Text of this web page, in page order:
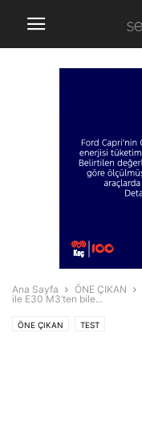
Ana Sayfa ÖNE ÇIKAN
ile E30 M3’ten bile...
ÖNE ÇIKAN TEST